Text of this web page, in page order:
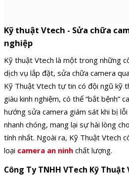
Kỹ thuật Vtech - Sửa chữa
nghiệp
Kỹ thuật Vtech là một trong những
dịch vụ lắp đặt, sửa chữa camera
Kỹ Thuật Vtech tự tin có đội ngũ kỹ
giàu kinh nghiệm, có thể “bắt bệnh”
hướng sửa camera giám sát khi bị lỗi
nhanh chóng, mang lại sự hài lòng
tính nhất. Ngoài ra, Kỹ Thuật Vtech
loại camera an ninh chất lượng.
Công Ty TNHH VTech Kỹ Thuật